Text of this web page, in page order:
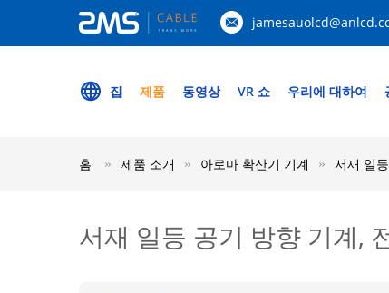
집 제품 동영상 VR 쇼 우리에 대하여
홈 제품 소개 아로마 확산기 기계 서재 일
서재 일등 공기 방향 기계,